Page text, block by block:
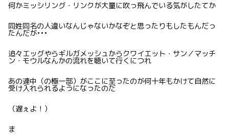
何かミッシリング・リンクが大量に吹っ飛んでいる気がしたてか
同姓同名の人違いなんじゃないかなぞと思ったりもしたもんだっ
たんだが•••
追々エッグやらギルガメッシュからクワイエット・サン／マッチ
ン・モウルなんかの流れを聴いて行くにつれ
あの連中（の極一部）がここに至ったのが何十年もかけて自然に
受け入れられるようになったのだ
（遅ぇよ！）
ま